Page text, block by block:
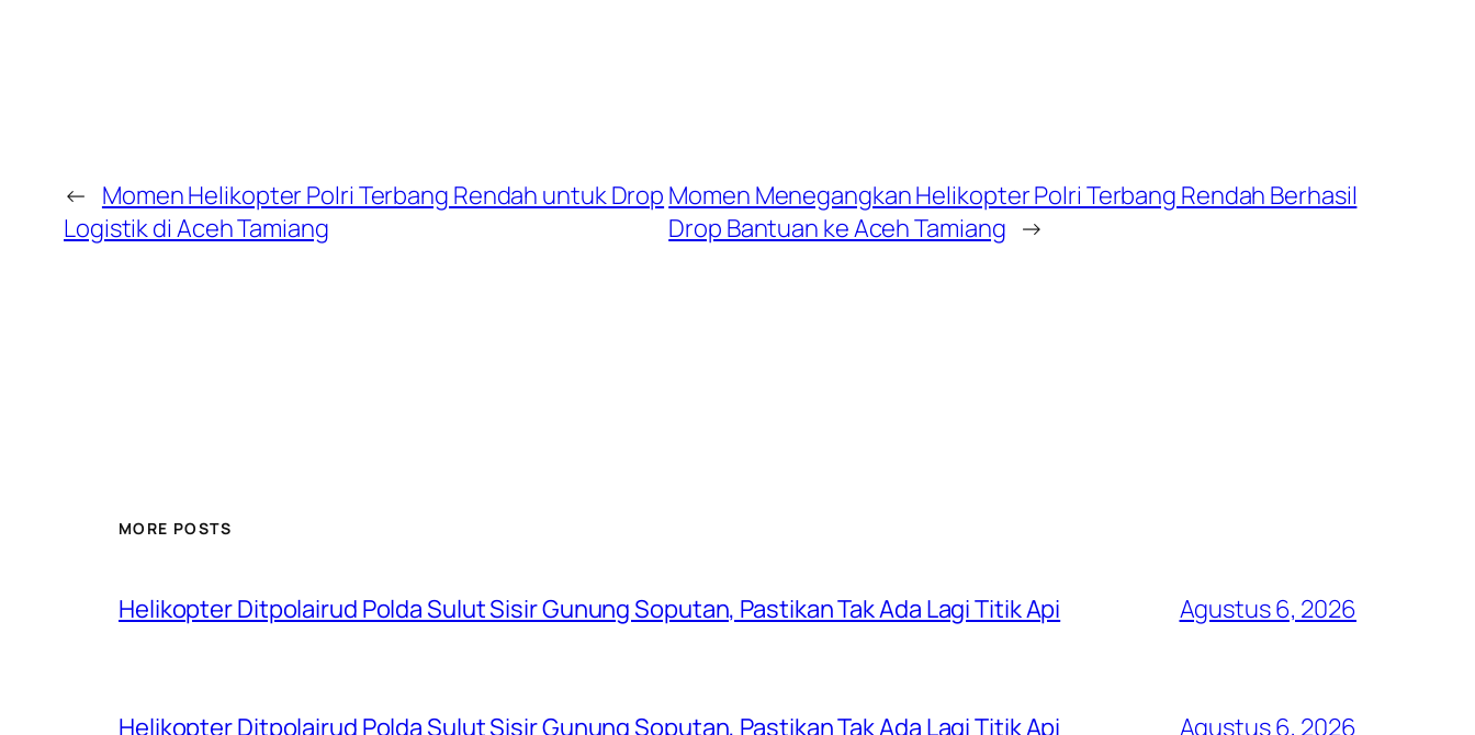
← Momen Helikopter Polri Terbang Rendah untuk Drop
Logistik di Aceh Tamiang
Momen Menegangkan Helikopter Polri Terbang Rendah Berhasil
Drop Bantuan ke Aceh Tamiang →
MORE POSTS
Helikopter Ditpolairud Polda Sulut Sisir Gunung Soputan, Pastikan Tak Ada Lagi Titik Api Agustus 6, 2026
Helikopter Ditpolairud Polda Sulut Sisir Gunung Soputan, Pastikan Tak Ada Lagi Titik Api Agustus 6, 2026